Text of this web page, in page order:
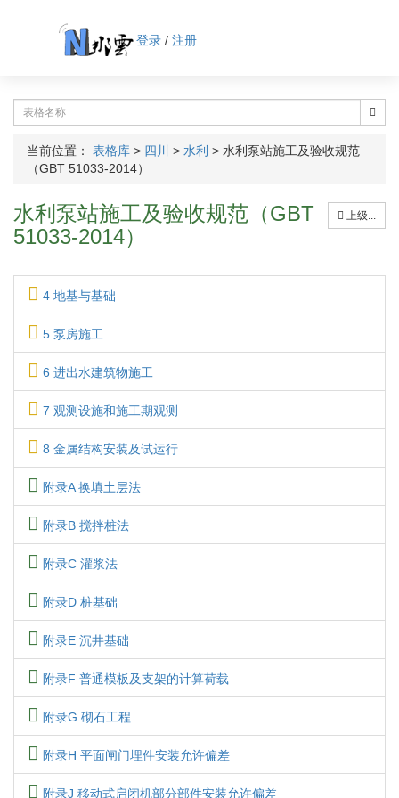
登录/ 注册
当前位置： 表格库 > 四川 > 水利 > 水利泵站施工及验收规范
（GBT 51033-2014）
上级...
水利泵站施工及验收规范（GBT
51033-2014）
4 地基与基础
5 泵房施工
6 进出水建筑物施工
7 观测设施和施工期观测
8 金属结构安装及试运行
附录A 换填土层法
附录B 搅拌桩法
附录C 灌浆法
附录D 桩基础
附录E 沉井基础
附录F 普通模板及支架的计算荷载
附录G 砌石工程
附录H 平面闸门埋件安装允许偏差
附录J 移动式启闭机部分部件安装允许偏差